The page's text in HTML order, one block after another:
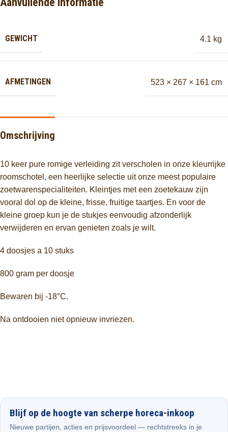
GEWICHT 4.1 kg
AFMETINGEN 523 × 267 × 161 cm
Omschrijving
10 keer pure romige verleiding zit verscholen in onze kleurrijke
roomschotel, een heerlijke selectie uit onze meest populaire
zoetwarenspecialiteiten. Kleintjes met een zoetekauw zijn
vooral dol op de kleine, frisse, fruitige taartjes. En voor de
kleine groep kun je de stukjes eenvoudig afzonderlijk
verwijderen en ervan genieten zoals je wilt.
4 doosjes a 10 stuks
800 gram per doosje
Bewaren bij -18°C.
Na ontdooien niet opnieuw invriezen.
Blijf op de hoogte van scherpe horeca-inkoop
Nieuwe partijen, acties en prijsvoordeel — rechtstreeks in je